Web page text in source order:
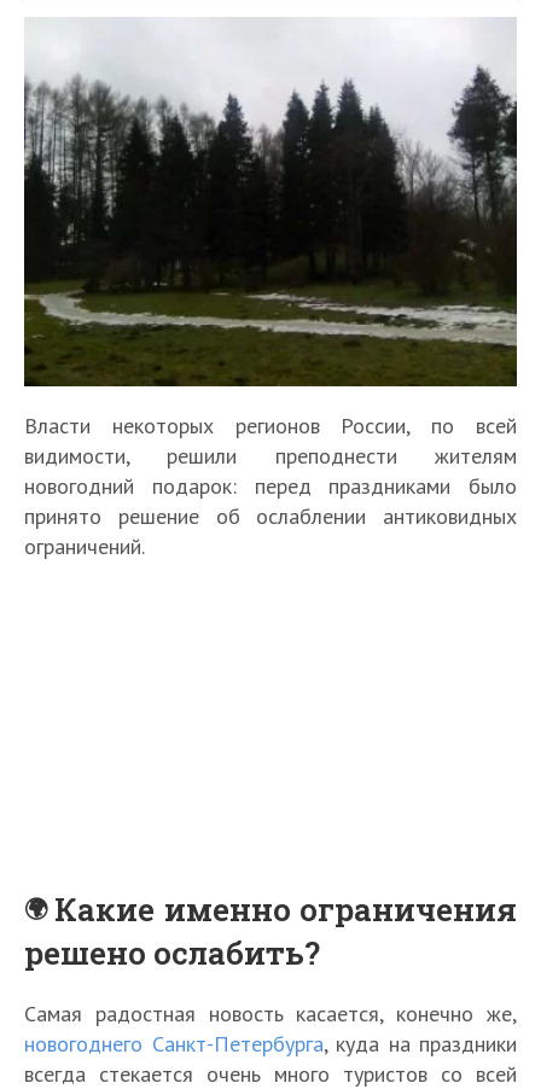
Власти некоторых регионов России, по всей
видимости, решили преподнести жителям
новогодний подарок: перед праздниками было
принято решение об ослаблении антиковидных
ограничений.
Какие именно ограничения
решено ослабить?
Самая радостная новость касается, конечно же,
новогоднего Санкт-Петербурга, куда на праздники
всегда стекается очень много туристов со всей